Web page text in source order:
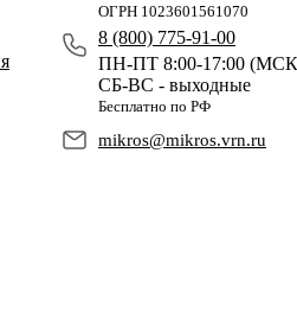
ОГРН 1023601561070
8 (800) 775-91-00
ПН-ПТ 8:00-17:00
СБ-ВС - выходные
Бесплатно по РФ
mikros@mikros.vrn.ru